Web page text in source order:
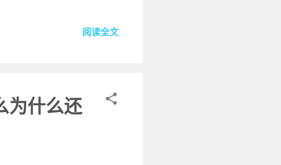
米管路就相当于给系统增加
流=滤网堵塞） 用手电筒
和放大镜制作聚光板，将
。夜间则可利用体温维
的过滤时间（预防气压
阅读全文
为什么还